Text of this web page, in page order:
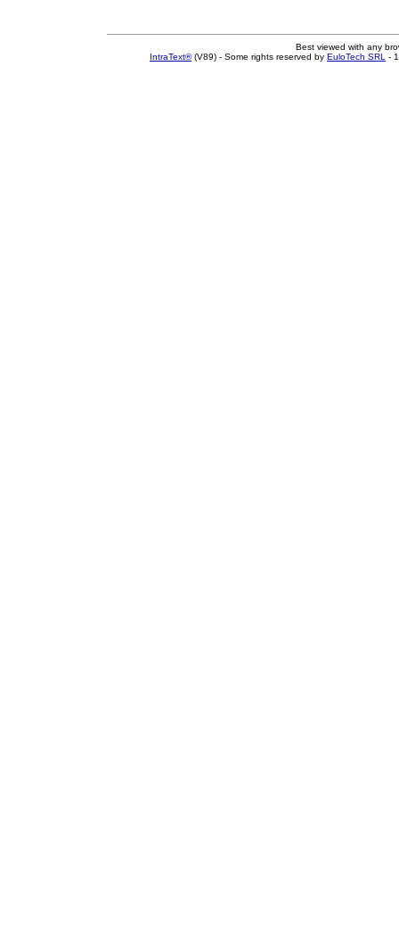
Best viewed with any
IntraText®(V89) - Some rights reserved by EuloTech SRL -